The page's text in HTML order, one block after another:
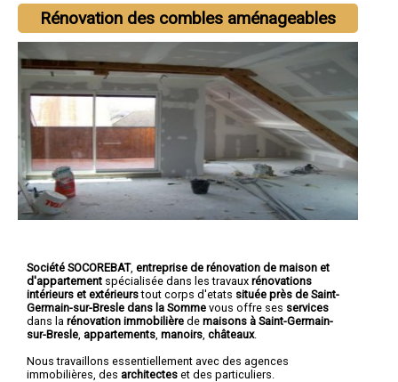
Rénovation des combles aménageables
Société SOCOREBAT, entreprise de rénovation de maison et
d'appartement spécialisée dans les travaux rénovations
intérieurs et extérieurstout corps d'etats située près de Saint-
Germain-sur-Bresle dans la Somme vous offre ses services
dans la rénovation immobilière de maisons à Saint-Germain-
sur-Bresle appartements manoirs châteaux.
Nous travaillons essentiellement avec des agences
immobilières, des architectes et des particuliers.